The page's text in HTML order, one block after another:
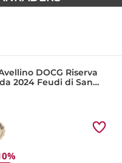
DOCG Riserva
2024 Feudi di San